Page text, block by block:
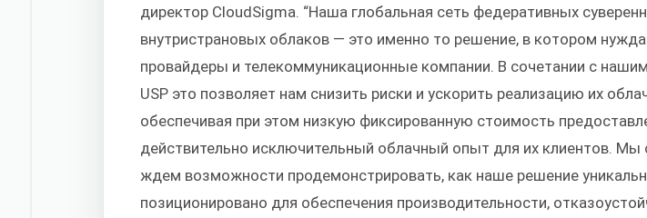
директор CloudSigma. “Наша глобальная сеть федеративных
внутристрановых облаков — это именно то решение, в котором
провайдеры и телекоммуникационные компании. В сочетании с
USP это позволяет нам снизить риски и ускорить реализацию их
обеспечивая при этом низкую фиксированную стоимость
действительно исключительный облачный опыт для их клиентов. Мы
ждем возможности продемонстрировать, как наше решение
позиционировано для обеспечения производительности,